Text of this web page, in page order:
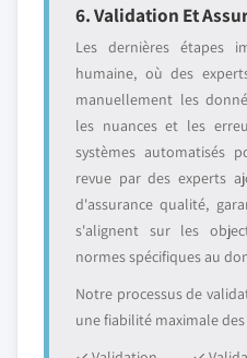
6. Validation Et
Les dernières étapes
humaine, où des
manuellement les
les nuances et les
systèmes automatisés
revue par des experts
d'assurance qualité,
s'alignent sur les
normes spécifiques au
Notre processus de
une fiabilité maximale